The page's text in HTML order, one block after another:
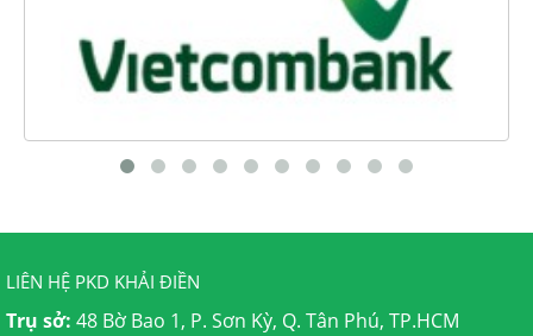
LIÊN HỆ PKD KHẢI ĐIỀN
Trụ sở: 48 Bờ Bao 1, P. Sơn Kỳ, Q. Tân Phú, TP.HCM